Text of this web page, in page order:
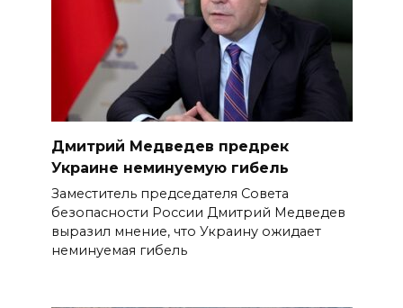
Дмитрий Медведев предрек
Украине неминуемую гибель
Заместитель председателя Совета
безопасности России Дмитрий Медведев
выразил мнение, что Украину ожидает
неминуемая гибель